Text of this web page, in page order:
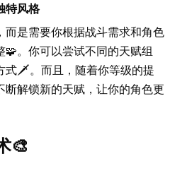
特风格
而是需要你根据战斗需求和角色
。你可以尝试不同的天赋组
式🗡️。而且，随着你等级的提
解锁新的天赋，让你的角色更
🎨